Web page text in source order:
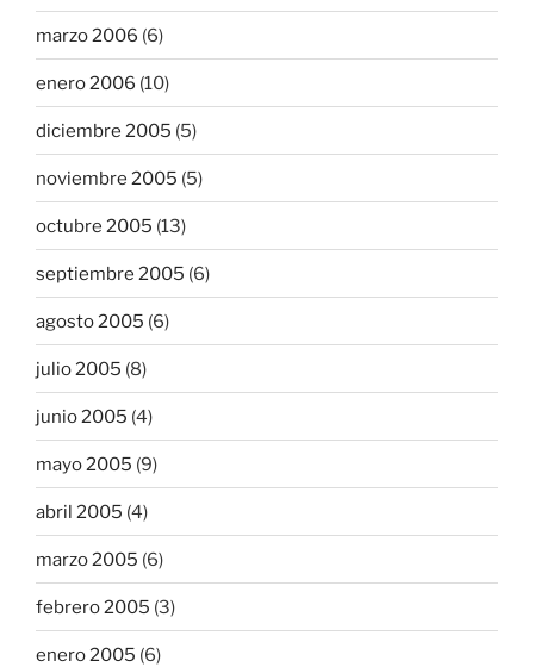
marzo 2006 (6)
enero 2006 (10)
diciembre 2005 (5)
noviembre 2005 (5)
octubre 2005 (13)
septiembre 2005 (6)
agosto 2005 (6)
julio 2005 (8)
junio 2005 (4)
mayo 2005 (9)
abril 2005 (4)
marzo 2005 (6)
febrero 2005 (3)
enero 2005 (6)